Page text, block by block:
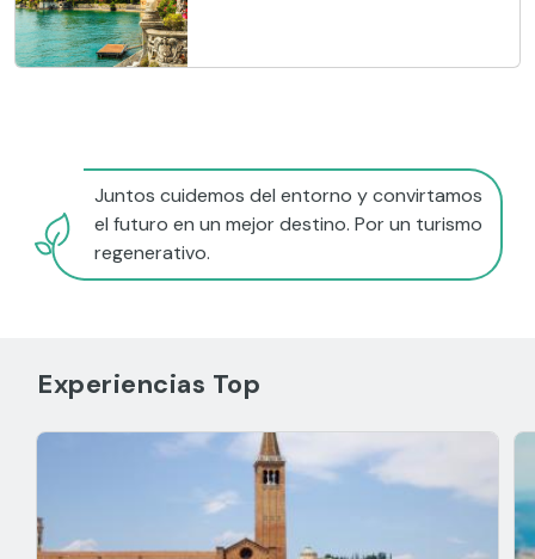
Juntos cuidemos del entorno y convirtamos
el futuro en un mejor destino. Por un turismo
regenerativo.
Experiencias Top